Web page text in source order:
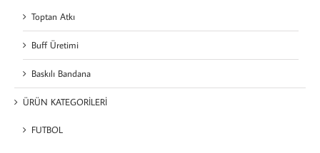
Toptan Atkı
Buff Üretimi
Baskılı Bandana
ÜRÜN KATEGORİLERİ
FUTBOL